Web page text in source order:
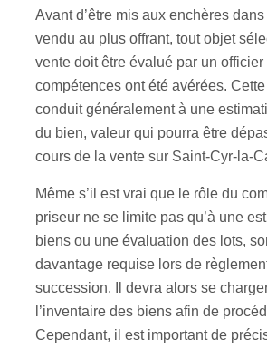
Avant d’être mis aux enchères dans
vendu au plus offrant, tout objet
vente doit être évalué par un
compétences ont été avérées.
conduit généralement à une
du bien, valeur qui pourra être
cours de la vente sur Saint-Cyr-la-
Même s’il est vrai que le rôle du
priseur ne se limite pas qu’à une
biens ou une évaluation des lots,
davantage requise lors de
succession. Il devra alors se
l’inventaire des biens afin de
Cependant, il est important de